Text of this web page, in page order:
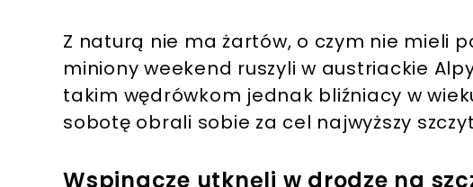
Z naturą nie ma żartów, o czym nie mieli
miniony weekend ruszyli w austriackie
takim wędrówkom jednak bliźniacy w
sobotę obrali sobie za cel najwyższy
Wspinacze utknęli w drodze na